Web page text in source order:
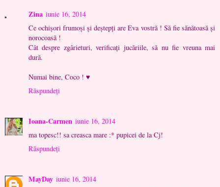
Zina iunie 16, 2014
Ce ochișori frumoși și deștepți are Eva vostră ! Să fie sănătoasă și
norocoasă !
Cât despre zgârieturi, verificați jucăriile, să nu fie vreuna mai
dură.
Numai bine, Coco ! ♥
Răspundeți
Ioana-Carmen iunie 16, 2014
ma topesc!! sa creasca mare :* pupicei de la Cj!
Răspundeți
MayDay iunie 16, 2014